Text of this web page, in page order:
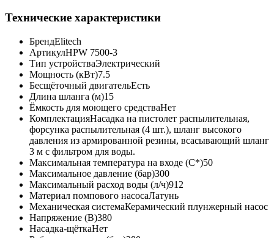
Технические характеристики
БрендElitech
АртикулHPW 7500-3
Тип устройстваЭлектрический
Мощность (кВт)7.5
Бесщёточный двигательЕсть
Длина шланга (м)15
Ёмкость для моющего средстваНет
КомплектацияНасадка на пистолет распылительная,
форсунка распылительная (4 шт.), шланг высокого
давления из армированной резины, всасывающий шланг
3 м с фильтром для воды.
Максимальная температура на входе (С*)50
Максимальное давление (бар)300
Максимальный расход воды (л/ч)912
Материал помпового насосаЛатунь
Механическая системаКерамический плунжерный насос
Напряжение (В)380
Насадка-щёткаНет